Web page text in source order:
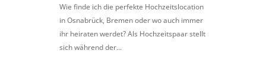
Wie finde ich die perfekte Hochzeitslocation
in Osnabrück, Bremen oder wo auch immer
ihr heiraten werdet? Als Hochzeitspaar stellt
sich während der...